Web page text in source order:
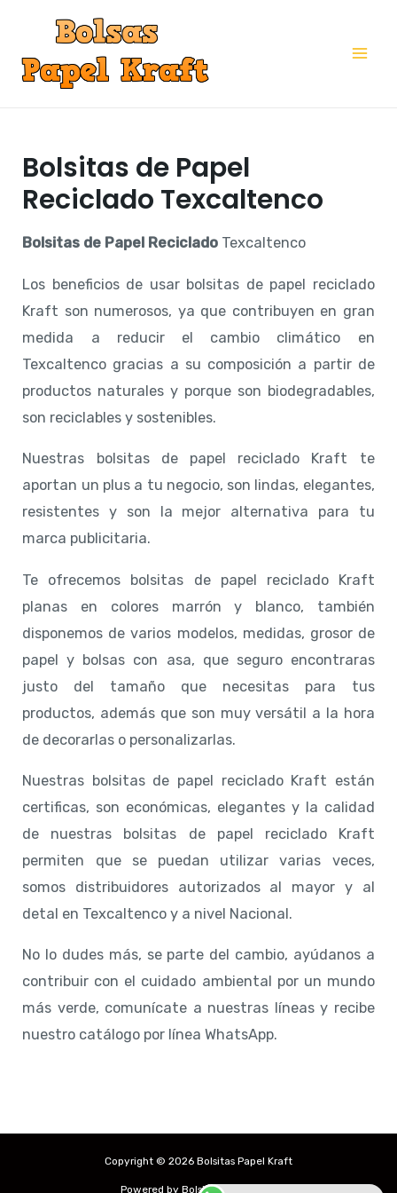
contenido
Bolsitas de Papel
Reciclado Texcaltenco
Bolsitas de Papel Reciclado Texcaltenco
Los beneficios de usar bolsitas de papel reciclado
Kraft son numerosos, ya que contribuyen en gran
medida a reducir el cambio climático en
Texcaltenco gracias a su composición a partir de
productos naturales y porque son biodegradables,
son reciclables y sostenibles.
Nuestras bolsitas de papel reciclado Kraft te
aportan un plus a tu negocio, son lindas, elegantes,
resistentes y son la mejor alternativa para tu
marca publicitaria.
Te ofrecemos bolsitas de papel reciclado Kraft
planas en colores marrón y blanco, también
disponemos de varios modelos, medidas, grosor de
papel y bolsas con asa, que seguro encontraras
justo del tamaño que necesitas para tus
productos, además que son muy versátil a la hora
de decorarlas o personalizarlas.
Nuestras bolsitas de papel reciclado Kraft están
certificas, son económicas, elegantes y la calidad
de nuestras bolsitas de papel reciclado Kraft
permiten que se puedan utilizar varias veces,
somos distribuidores autorizados al mayor y al
detal en Texcaltenco y a nivel Nacional.
No lo dudes más, se parte del cambio, ayúdanos a
contribuir con el cuidado ambiental por un mundo
más verde, comunícate a nuestras líneas y recibe
nuestro catálogo por línea WhatsApp.
Copyright © 2026 Bolsitas Papel Kraft
Powered by Bolsitas Papel Kraft